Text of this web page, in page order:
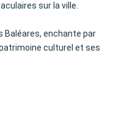
sur la ville.
Baléares, enchante par
culturel et ses